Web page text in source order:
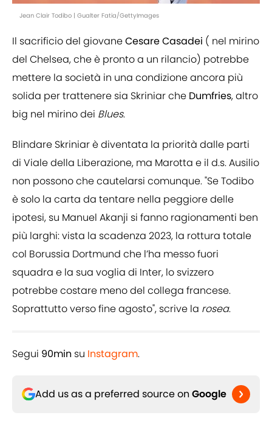
Jean Clair Todibo | Gualter Fatia/GettyImages
Il sacrificio del giovaneCesare Casadei ( nel mirino
del Chelsea, che è pronto a un rilancio) potrebbe
mettere la società in una condizione ancora più
solida per trattenere sia Skriniar che Dumfries, altro
big nel mirino dei Blues.
Blindare Skriniar è diventata la priorità dalle parti
di Viale della Liberazione, ma Marotta e il d.s. Ausilio
non possono che cautelarsi comunque. "Se Todibo
è solo la carta da tentare nella peggiore delle
ipotesi, su Manuel Akanji si fanno ragionamenti ben
più larghi: vista la scadenza 2023, la rottura totale
col Borussia Dortmund che l’ha messo fuori
squadra e la sua voglia di Inter, lo svizzero
potrebbe costare meno del collega francese.
Soprattutto verso fine agosto", scrive la rosea.
Segui 90min su Instagram.
Add us as a preferred source on Google